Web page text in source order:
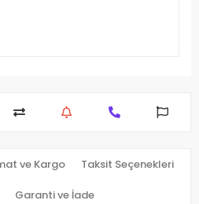
ve Kargo Taksit Seçenekleri
Garanti ve İade